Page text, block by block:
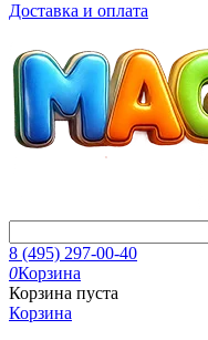
Доставка и оплата
8 (495) 297-00-40
0Корзина
Корзина пуста
Корзина